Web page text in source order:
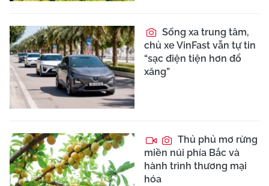
Sống xa trung tâm,
chủ xe VinFast vẫn tự tin
“sạc điện tiện hơn đổ
xăng”
Thủ phủ mơ rừng
miền núi phía Bắc và
hành trình thương mại
hóa